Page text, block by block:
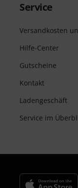
Service
Versandkosten
Hilfe-Center
Gutscheine
Kontakt
Ladengeschäft
Service im